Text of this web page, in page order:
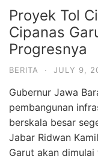
Proyek Tol
Cipanas
Progresnya
BERITA · JULY 9,
Gubernur Jawa
pembangunan
berskala besar
Jabar Ridwan
Garut akan